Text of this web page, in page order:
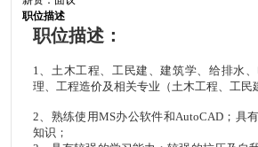
职位描述
职位描述：
1
、土木工程、工民建、建筑学、给排水
理、工程造价及相关专业（土木工程、工民
2、熟练使用MS办公软件和AutoCAD ；具
知识；